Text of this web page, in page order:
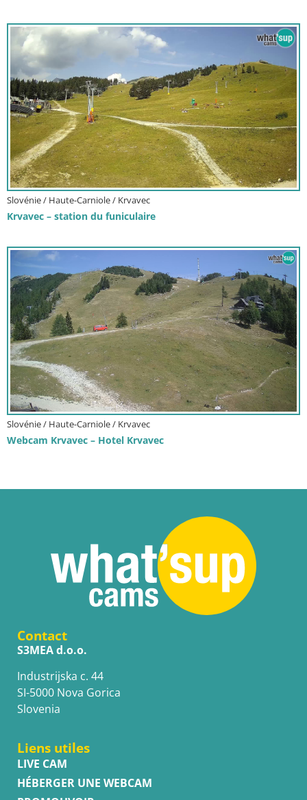
Slovénie / Haute-Carniole / Krvavec
Krvavec – station du funiculaire
Slovénie / Haute-Carniole / Krvavec
Webcam Krvavec – Hotel Krvavec
Contact
S3MEA d.o.o.
Industrijska c. 44
SI-5000 Nova Gorica
Slovenia
Liens utiles
LIVE CAM
HÉBERGER UNE WEBCAM